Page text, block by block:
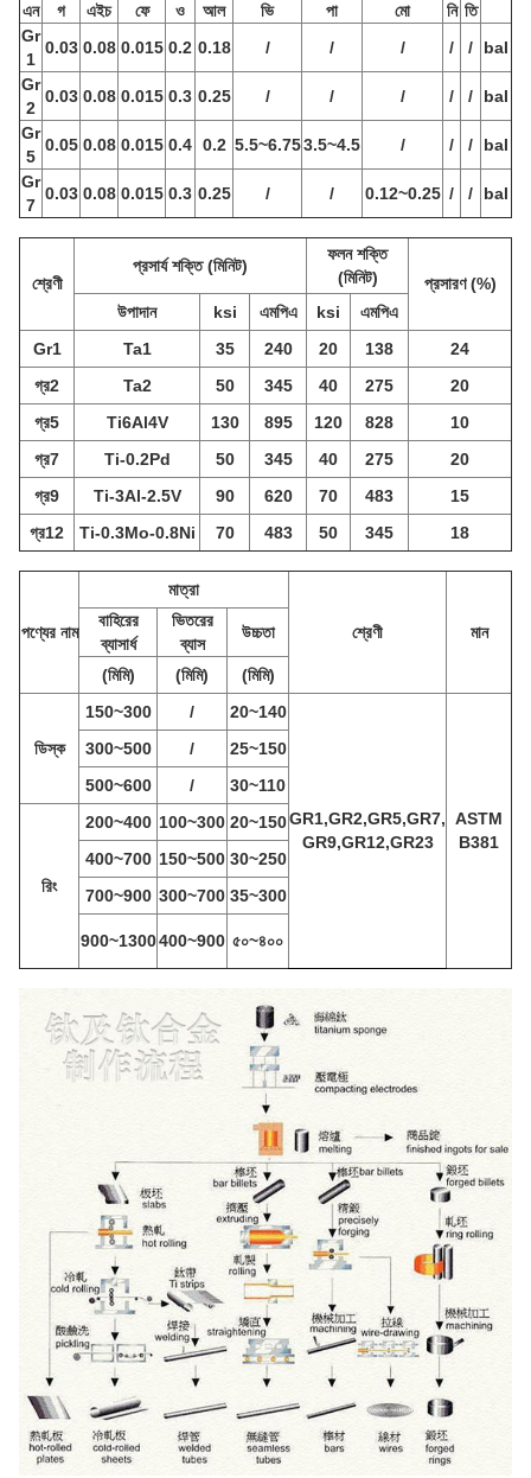
এন গ এইচ ফে ও আল ভি পা মো নি তি
Gr
1
0.03 0.08 0.015 0.2 0.18 / / / / /
bal
Gr
2
0.03 0.08 0.015 0.3 0.25 / / / / /
bal
Gr
5
0.05 0.08 0.015 0.4 0.2 5.5~6.753.5~4.5 / / /
bal
Gr
7
0.03 0.08 0.015 0.3 0.25 / / 0.12~0.25 / / bal
শ্রেণী
প্রসার্য শক্তি (মিনিট)
ফলন শক্তি
(মিনিট)
প্রসারণ (%)
উপাদান
ksi এমপিএ ksi
এমপিএ
Gr1
Ta1 35 240 20 138
24
গ্র2 Ta2 50 345 40 275
20
গ্র5 Ti6Al4V 130 895 120 828
10
গ্র7 Ti-0.2Pd 50 345 40 275
20
গ্র9 Ti-3Al-2.5V 90 620 70 483
15
গ্র12 Ti-0.3Mo-0.8Ni 70 483 50 345 18
পণ্যের নাম
মাত্রা
শ্রেণী মান
বাহিরের
ব্যাসার্ধ
ভিতরের
ব্যাস
উচ্চতা
(মিমি) (মিমি) (মিমি)
ডিস্ক
150~300 / 20~140
GR1,GR2,GR5,GR7,
GR9,GR12,GR23
ASTM
B381
300~500 /
25~150
500~600
/ 30~110
রিং
200~400 100~300 20~150
400~700 150~500 30~250
700~900 300~700 35~300
900~1300400~900 ৫০~৪০০